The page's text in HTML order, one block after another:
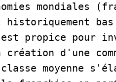
mondiales
bas
est propice pour
d'une
moyenne